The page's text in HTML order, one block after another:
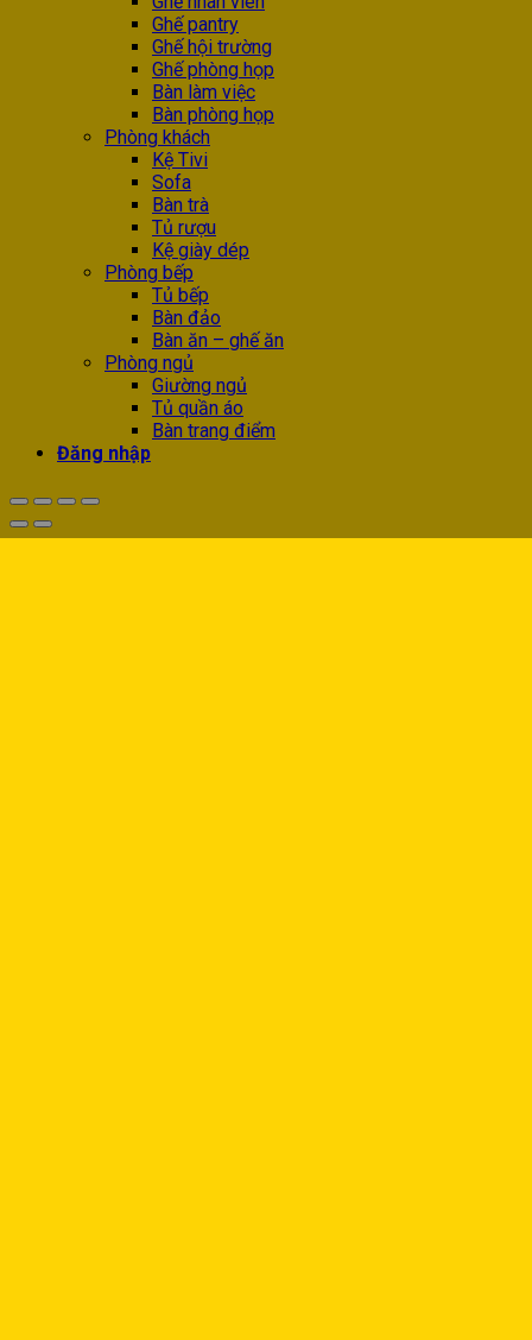
Ghế pantry
Ghế hội trường
Ghế phòng họp
Bàn làm việc
Bàn phòng họp
Phòng khách
Kệ Tivi
Sofa
Bàn trà
Tủ rượu
Kệ giày dép
Phòng bếp
Tủ bếp
Bàn đảo
Bàn ăn – ghế ăn
Phòng ngủ
Giường ngủ
Tủ quần áo
Bàn trang điểm
Đăng nhập